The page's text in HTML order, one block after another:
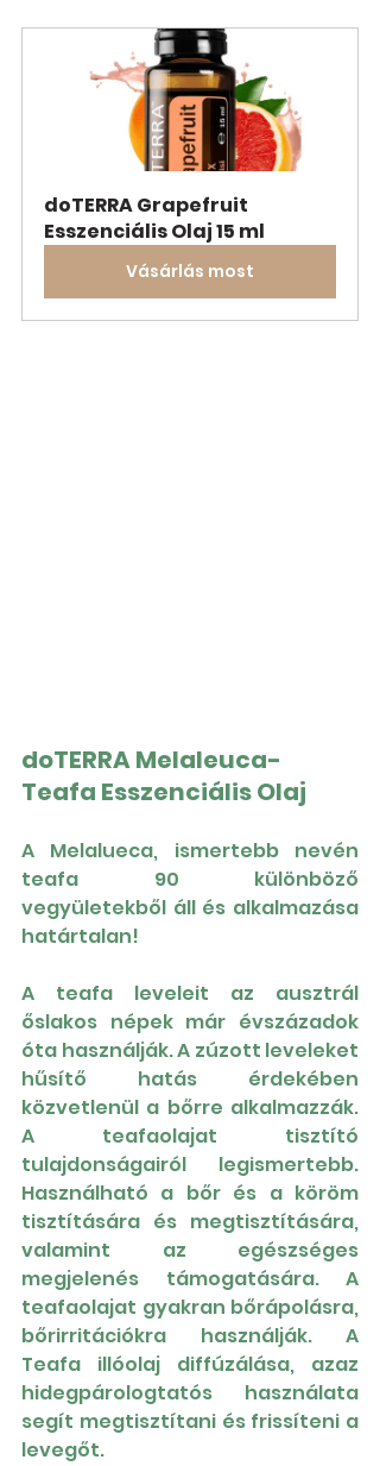
doTERRA Grapefruit
Esszenciális Olaj 15 ml
Vásárlás most
doTERRA Melaleuca-
Teafa Esszenciális Olaj
A Melalueca, ismertebb nevén
teafa 90 különböző
vegyületekből áll és alkalmazása
határtalan!
A teafa leveleit az ausztrál
őslakos népek már évszázadok
óta használják. A zúzott leveleket
hűsítő hatás érdekében
közvetlenül a bőrre alkalmazzák.
A teafaolajat tisztító
tulajdonságairól legismertebb.
Használható a bőr és a köröm
tisztítására és megtisztítására,
valamint az egészséges
megjelenés támogatására. A
teafaolajat gyakran bőrápolásra,
bőrirritációkra használják. A
Teafa illóolaj diffúzálása, azaz
hidegpárologtatós használata
segít megtisztítani és frissíteni a
levegőt.